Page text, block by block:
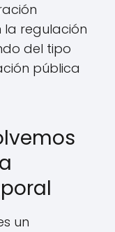
la regulación
del tipo
pública
un